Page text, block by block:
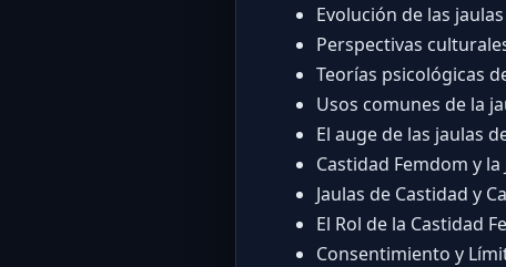
Evolución de las
Perspectivas
Teorías psicológicas
Usos comunes de la
El auge de las jaulas
Castidad Femdom y la
Jaulas de Castidad y
El Rol de la Castidad
Consentimiento y